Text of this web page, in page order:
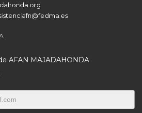
AFAN MAJADAHONDA